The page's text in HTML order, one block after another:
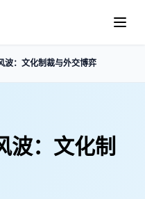
波：文化制裁与外交博弈
波：文化制